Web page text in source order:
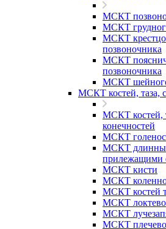
МСКТ
МСКТ
МСКТ
позвоночника
МСКТ
позвоночника
МСКТ шейного
МСКТ костей, таза,
МСКТ костей,
конечностей
МСКТ
МСКТ длинных
прилежащими
МСКТ кисти
МСКТ
МСКТ костей
МСКТ
МСКТ
МСКТ